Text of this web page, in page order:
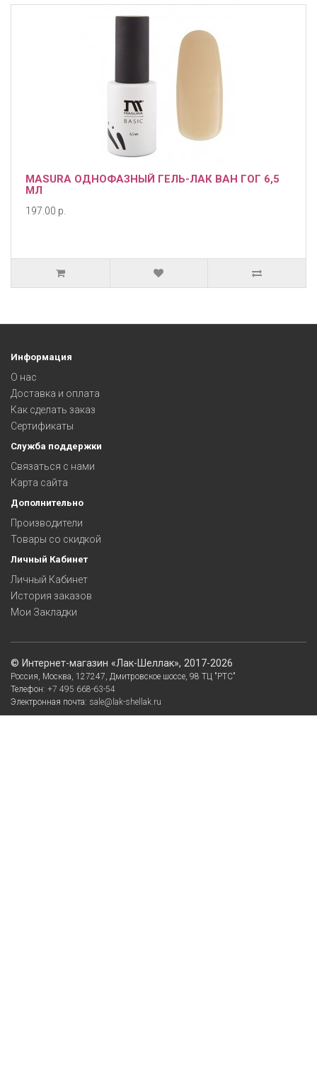
MASURA ОДНОФАЗНЫЙ ГЕЛЬ-ЛАК ВАН ГОГ 6,5
МЛ
197.00 р.
Информация
О нас
Доставка и оплата
Как сделать заказ
Сертификаты
Служба поддержки
Связаться с нами
Карта сайта
Дополнительно
Производители
Товары со скидкой
Личный Кабинет
Личный Кабинет
История заказов
Мои Закладки
© Интернет-магазин «Лак-Шеллак», 2017-2026
Россия, Москва, 127247, Дмитровское шоссе, 98 ТЦ "РТС"
Телефон: +7 495 668-63-54
Электронная почта: sale@lak-shellak.ru